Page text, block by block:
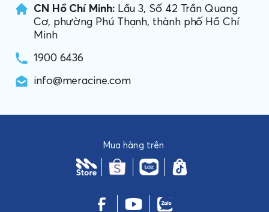
CN Hồ Chí Minh:Lầu 3, Số 42 Trần Quang
Cơ, phường Phú Thạnh, thành phố Hồ Chí
Minh
1900 6436
info@meracine.com
Mua hàng trên